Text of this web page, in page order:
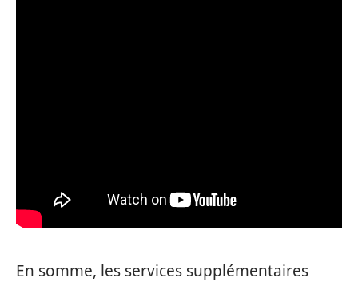
En somme, les services supplémentaires